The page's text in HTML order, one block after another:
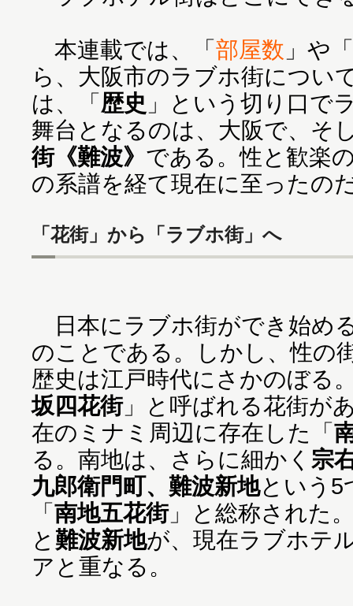
本連載では、「部屋数 」や「
ら、大阪市のラブホ街につい
は、「歴史 」という切り口で
舞台となるのは、大阪で、そ
街《難波》 である。性と歓楽
の系譜を経て現在に至ったの
「花街」から「ラブホ街」へ
日本にラブホ街ができ始め
のことである。しかし、性の
歴史は江戸時代にさかのぼる
坂四花街」と呼ばれる花街が
在のミナミ周辺に存在した「
る。南地は、さらに細かく 宗
九郎衛門町、難波新地という5
「南地五花街」と総称された
と 難波新地が、現在ラブホテ
アと重なる。